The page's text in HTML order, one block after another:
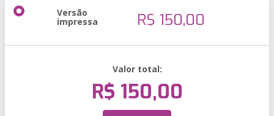
Versão
impressa R$ 150,00
Valor total:
R$ 150,00